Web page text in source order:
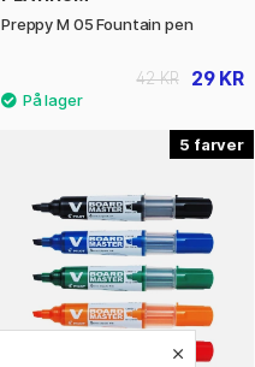
Preppy M 05 Fountain pen
29 KR
42 KR
5